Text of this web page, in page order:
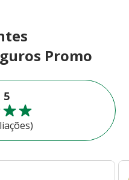
Promo
5